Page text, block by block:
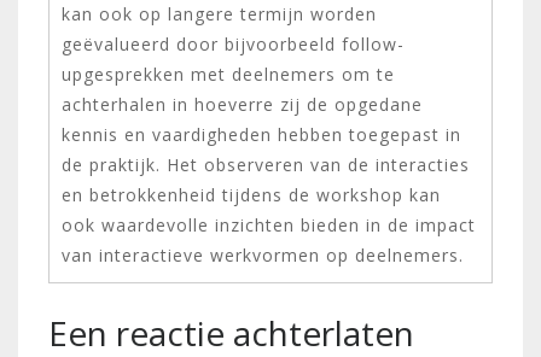
kan ook op langere termijn worden
geëvalueerd door bijvoorbeeld follow-
upgesprekken met deelnemers om te
achterhalen in hoeverre zij de opgedane
kennis en vaardigheden hebben toegepast in
de praktijk. Het observeren van de interacties
en betrokkenheid tijdens de workshop kan
ook waardevolle inzichten bieden in de impact
van interactieve werkvormen op deelnemers.
Een reactie achterlaten